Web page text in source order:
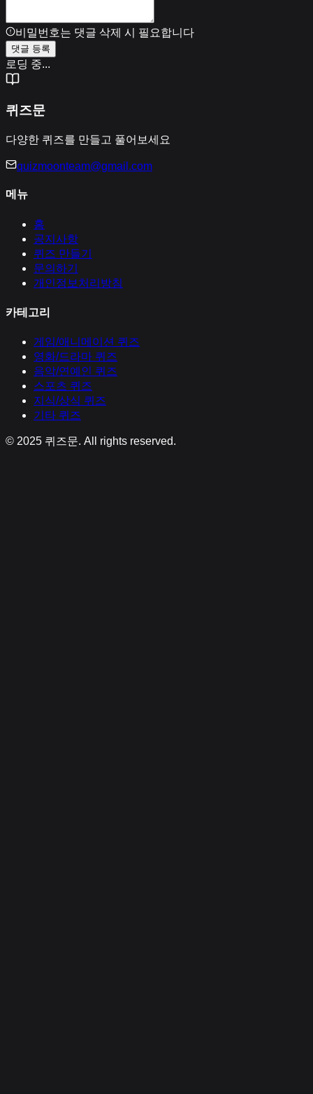
비밀번호는 댓글 삭제 시 필요합니다
댓글 등록
로딩 중...
퀴즈문
다양한 퀴즈를 만들고 풀어보세요
quizmoonteam@gmail.com
메뉴
홈
공지사항
퀴즈 만들기
문의하기
개인정보처리방침
카테고리
게임/애니메이션 퀴즈
영화/드라마 퀴즈
음악/연예인 퀴즈
스포츠 퀴즈
지식/상식 퀴즈
기타 퀴즈
© 2025 퀴즈문. All rights reserved.